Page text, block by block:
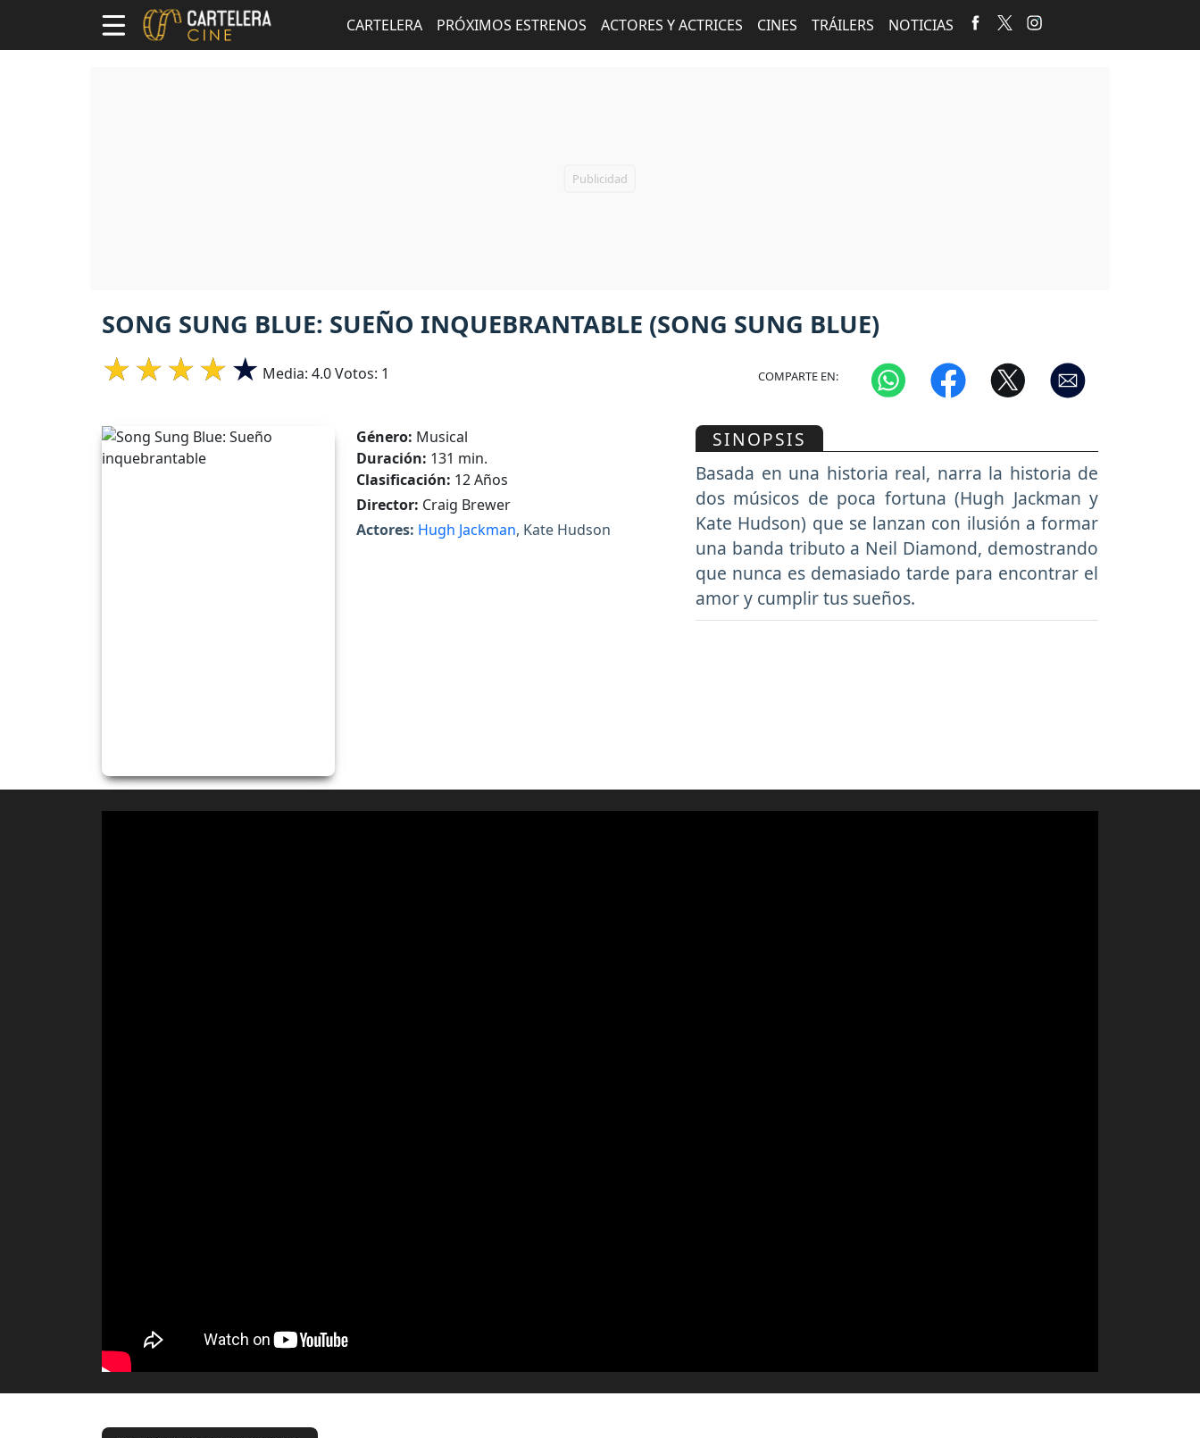
CARTELERA PRÓXIMOS ESTRENOS ACTORES Y ACTRICES CINES TRÁILERS NOTICIAS
SONG SUNG BLUE: SUEÑO INQUEBRANTABLE (SONG SUNG BLUE)
Media: 4.0Votos: 1 COMPARTE EN:
Género: Musical
Duración: 131 min.
Clasificación: 12 Años
Director: Craig Brewer
Actores: Hugh Jackman, Kate Hudson
SINOPSIS
Basada en una historia real, narra la historia de
dos músicos de poca fortuna (Hugh Jackman y
Kate Hudson) que se lanzan con ilusión a formar
una banda tributo a Neil Diamond, demostrando
que nunca es demasiado tarde para encontrar el
amor y cumplir tus sueños.